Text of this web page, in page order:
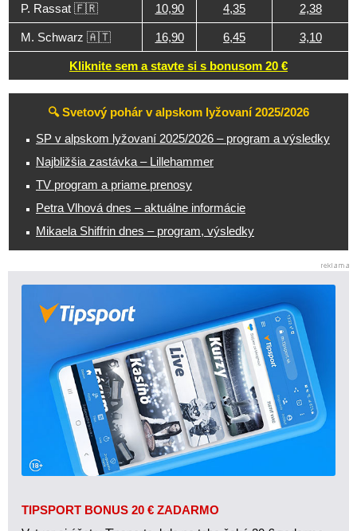
P. Rassat 🇫🇷 10,90 4,35 2,38
M. Schwarz 🇦🇹 16,90 6,45 3,10
Kliknite sem a stavte si s bonusom 20 €
🔍 Svetový pohár v alpskom lyžovaní 2025/2026
SP v alpskom lyžovaní 2025/2026 – program a výsledky
Najbližšia zastávka – Lillehammer
TV program a priame prenosy
Petra Vlhová dnes – aktuálne informácie
Mikaela Shiffrin dnes – program, výsledky
TIPSPORT BONUS 20 € ZADARMO